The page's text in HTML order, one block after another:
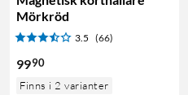
Mörkröd
3.5 (66)
9990
Finns i 2 varianter